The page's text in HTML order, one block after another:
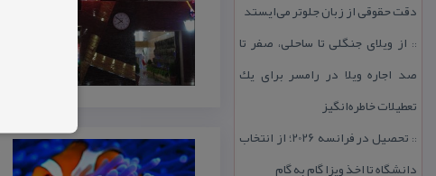
دقت حقوقی از زبان جلوتر می‌ایستد
:: از ویلای جنگلی تا ساحلی، صفر تا
صد اجاره ویلا در رامسر برای یك
تعطیلات خاطره‌انگیز
::
تحصیل در فرانسه 2026؛ از انتخاب
دانشگاه تا اخذ ویزا گام به گام